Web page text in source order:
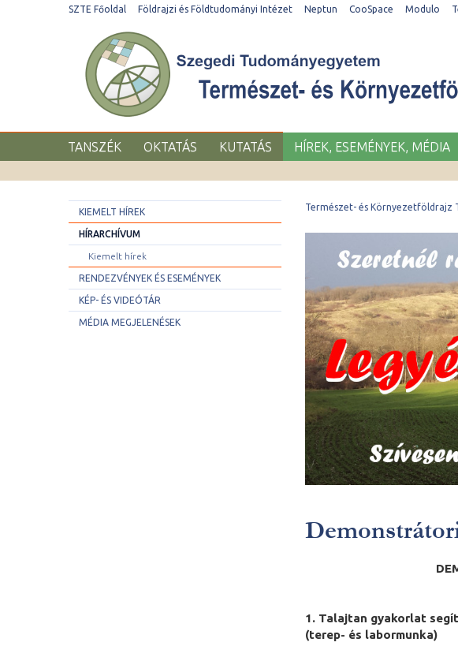
SZTE Főoldal Földrajzi és Földtudományi Intézet Neptun CooSpace Modulo
TANSZÉK OKTATÁS KUTATÁS HÍREK, ESEMÉNYEK, MÉDIA
KIEMELT HÍREK
HÍRARCHÍVUM
Kiemelt hírek
RENDEZVÉNYEK ÉS ESEMÉNYEK
KÉP- ÉS VIDEÓTÁR
MÉDIA MEGJELENÉSEK
Természet- és Környezetföldrajz
1. Talajtan gyakorlat
(terep- és labormunka)